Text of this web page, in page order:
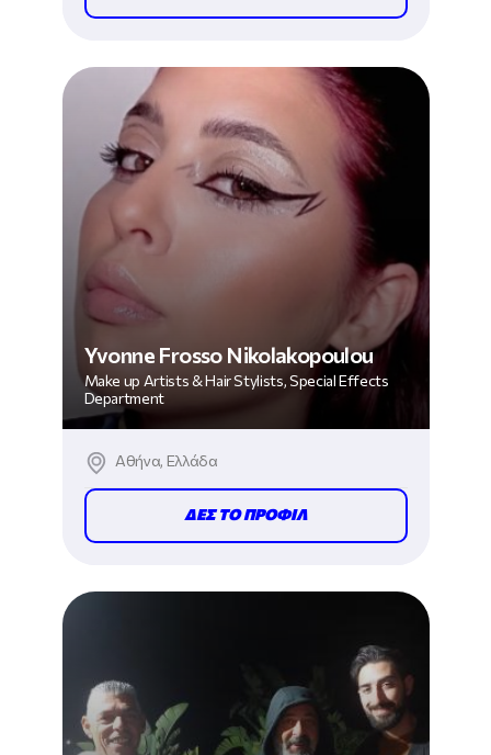
Yvonne Frosso Nikolakopoulou
Make up Artists & Hair Stylists, Special Effects
Department
Αθήνα, Ελλάδα
ΔΕΣ ΤΟ ΠΡΟΦΙΛ